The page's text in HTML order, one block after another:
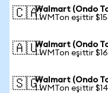
🇨🇦Walmart (Ondo
1 WMTon eşittir
🇦🇺Walmart (Ondo
1 WMTon eşittir
🇸🇬Walmart (Ondo
1 WMTon eşittir